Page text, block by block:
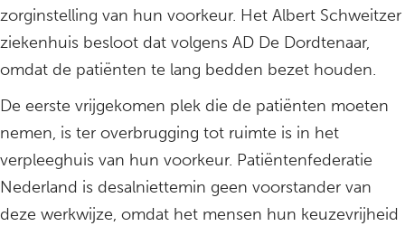
zorginstelling van hun voorkeur. Het Albert Schweitzer
ziekenhuis besloot dat volgens AD De Dordtenaar,
omdat de patiënten te lang bedden bezet houden.
De eerste vrijgekomen plek die de patiënten moeten
nemen, is ter overbrugging tot ruimte is in het
verpleeghuis van hun voorkeur. Patiëntenfederatie
Nederland is desalniettemin geen voorstander van
deze werkwijze, omdat het mensen hun keuzevrijheid